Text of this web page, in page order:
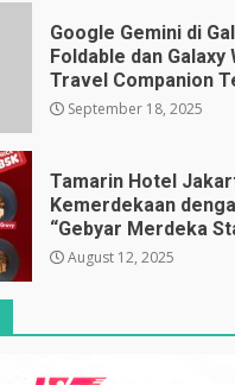
Google Gemini di
Foldable dan Galaxy
Travel Companion
September 18, 2025
Tamarin Hotel
Kemerdekaan
“Gebyar Merdeka
August 12, 2025